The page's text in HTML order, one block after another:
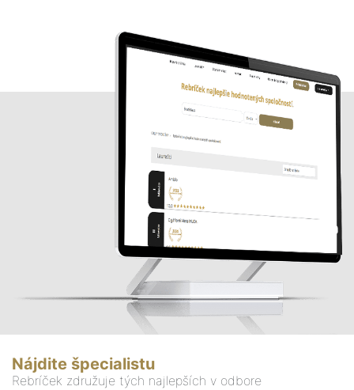
Nájdite špecialistu
Rebríček združuje tých najlepších v odbore